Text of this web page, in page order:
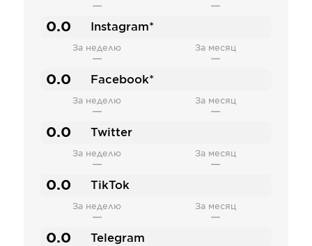
— —
0.0 Instagram*
За неделю
—
За месяц
—
0.0 Facebook*
За неделю
—
За месяц
—
0.0 Twitter
За неделю
—
За месяц
—
0.0 TikTok
За неделю
—
За месяц
—
0.0 Telegram